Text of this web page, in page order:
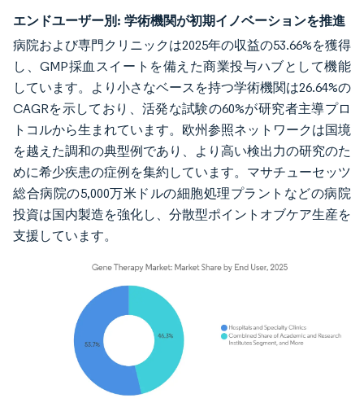
エンドユーザー別: 学術機関が初期イノベーションを推進
病院および専門クリニックは2025年の収益の53.66%を獲得
し、GMP採血スイートを備えた商業投与ハブとして機能
しています。より小さなベースを持つ学術機関は26.64%の
CAGRを示しており、活発な試験の60%が研究者主導プロ
トコルから生まれています。欧州参照ネットワークは国境
を越えた調和の典型例であり、より高い検出力の研究のた
めに希少疾患の症例を集約しています。マサチューセッツ
総合病院の5,000万米ドルの細胞処理プラントなどの病院
投資は国内製造を強化し、分散型ポイントオブケア生産を
支援しています。